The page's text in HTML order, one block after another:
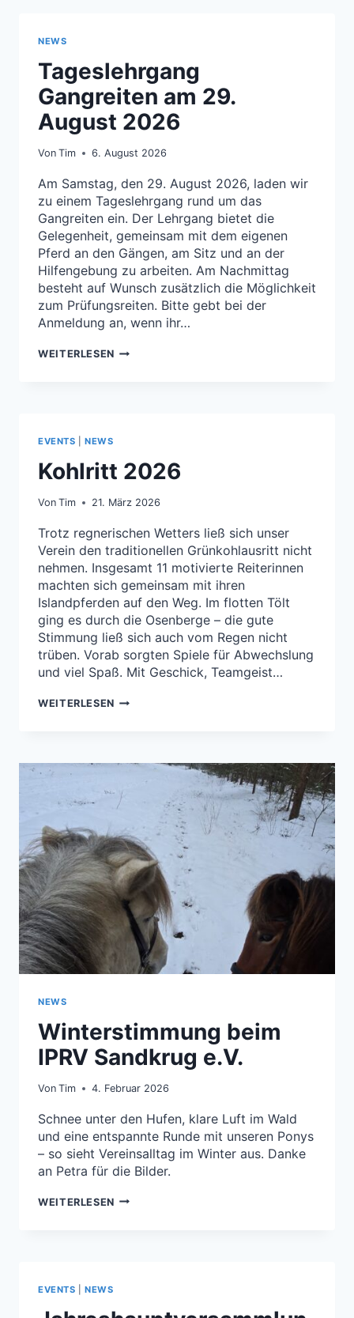
NEWS
Tageslehrgang
Gangreiten am 29.
August 2026
Von Tim 6. August 2026
Am Samstag, den 29. August 2026, laden wir
zu einem Tageslehrgang rund um das
Gangreiten ein. Der Lehrgang bietet die
Gelegenheit, gemeinsam mit dem eigenen
Pferd an den Gängen, am Sitz und an der
Hilfengebung zu arbeiten. Am Nachmittag
besteht auf Wunsch zusätzlich die Möglichkeit
zum Prüfungsreiten. Bitte gebt bei der
Anmeldung an, wenn ihr…
WEITERLESEN TAGESLEHRGANG
EVENTS |NEWS
Kohlritt 2026
Von Tim 21. März 2026
Trotz regnerischen Wetters ließ sich unser
Verein den traditionellen Grünkohlausritt nicht
nehmen. Insgesamt 11 motivierte Reiterinnen
machten sich gemeinsam mit ihren
Islandpferden auf den Weg. Im flotten Tölt
ging es durch die Osenberge – die gute
Stimmung ließ sich auch vom Regen nicht
trüben. Vorab sorgten Spiele für Abwechslung
und viel Spaß. Mit Geschick, Teamgeist…
WEITERLESEN KOHLRITT
NEWS
Winterstimmung beim
IPRV Sandkrug e.V.
Von Tim 4. Februar 2026
Schnee unter den Hufen, klare Luft im Wald
und eine entspannte Runde mit unseren Ponys
– so sieht Vereinsalltag im Winter aus. Danke
an Petra für die Bilder.
WEITERLESEN WINTERSTIMMUNG
EVENTS |NEWS